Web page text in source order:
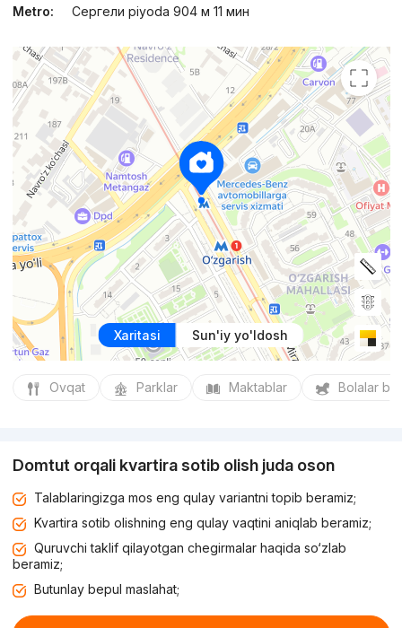
Metro:
Сергели piyoda 904 м 11 мин
Xaritasi Sun'iy yo'ldosh
Ovqat Parklar Maktablar Bolalar
Domtut orqali kvartira sotib olish juda oson
Talablaringizga mos eng qulay variantni topib beramiz;
Kvartira sotib olishning eng qulay vaqtini aniqlab beramiz;
Quruvchi taklif qilayotgan chegirmalar haqida so‘zlab
beramiz;
Butunlay bepul maslahat;